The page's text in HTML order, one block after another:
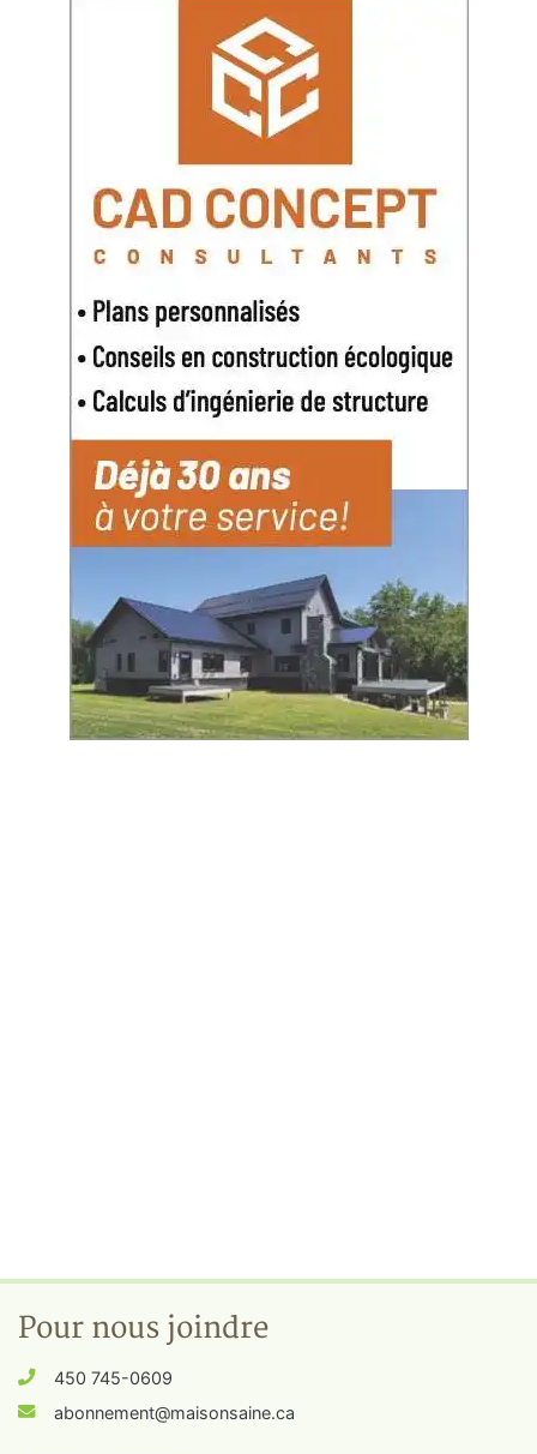
Pour nous joindre
450 745-0609
abonnement@maisonsaine.ca